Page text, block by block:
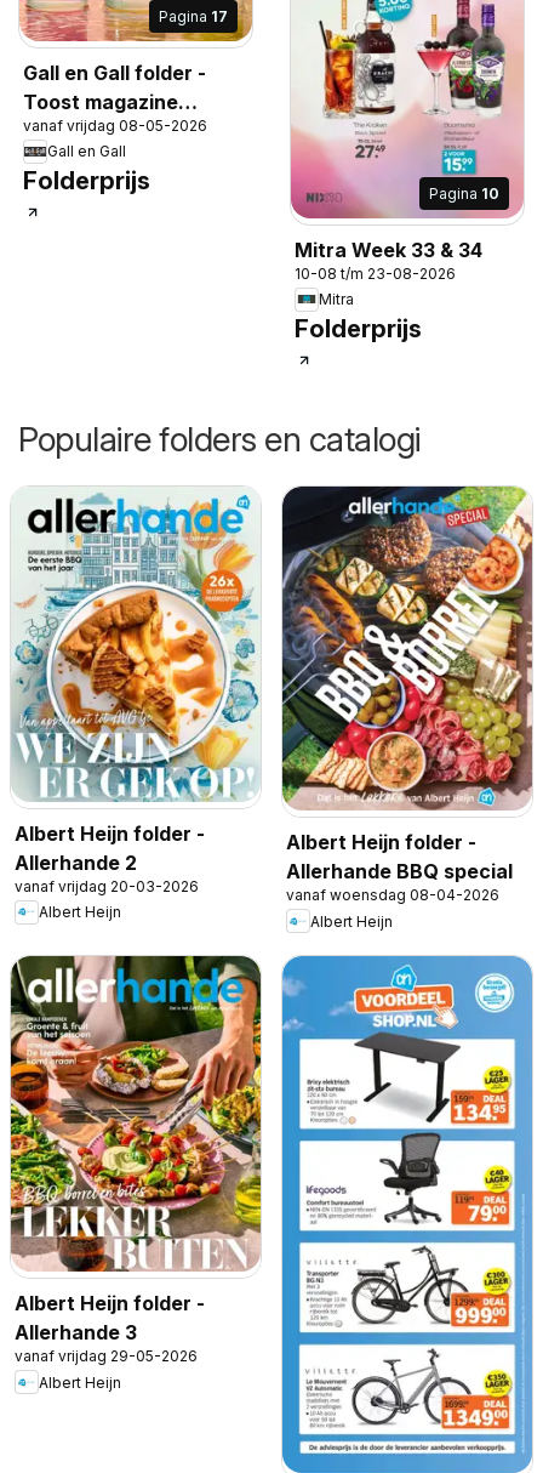
Pagina 17
Gall en Gall folder -
Toost magazine
voorjaar 2026
vanaf vrijdag 08-05-2026
Gall en Gall
Folderprijs Pagina 10
Mitra Week 33 & 34
10-08 t/m 23-08-2026
Mitra
Folderprijs
Populaire folders en catalogi
Albert Heijn folder -
Allerhande 2
vanaf vrijdag 20-03-2026
Albert Heijn
Albert Heijn folder -
Allerhande BBQ special
vanaf woensdag 08-04-2026
Albert Heijn
Albert Heijn folder -
Allerhande 3
vanaf vrijdag 29-05-2026
Albert Heijn